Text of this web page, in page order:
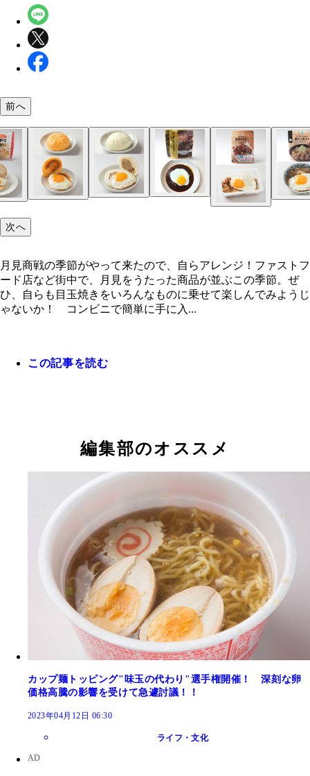
牛カルビおにぎり
ピザまん
肉まん
肉まん
もつ煮込み
蒙古タンメン中本 汁なし麻辛麺（セブン-イレブン
月見商戦の季節がやって来たので、自らアレンジ！
前へ
次へ
月見商戦の季節がやって来たので、自らアレンジ！ファストフ
ード店など街中で、月見をうたった商品が並ぶこの季節。ぜ
ひ、自らも目玉焼きをいろんなものに乗せて楽しんでみようじ
ゃないか！ コンビニで簡単に手に入...
この記事を読む
編集部のオススメ
カップ麺トッピング"味玉の代わり"選手権開催！ 深刻な卵
価格高騰の影響を受けて急遽討議！！
2023年04月12日 06:30
ライフ・文化